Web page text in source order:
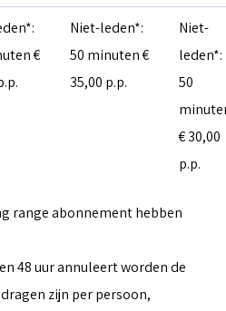
€
Niet-leden*:
50 minuten €
35,00 p.p.
Niet-
leden*:
50
€ 30,00
p.p.
range abonnement hebben
48 uur annuleert worden de
zijn per persoon,